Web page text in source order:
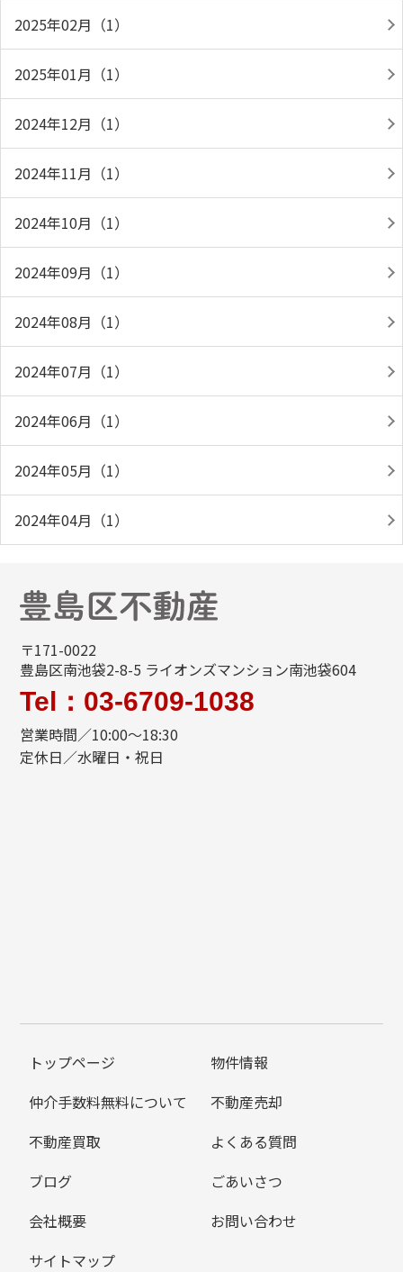
2025年02月（1）
2025年01月（1）
2024年12月（1）
2024年11月（1）
2024年10月（1）
2024年09月（1）
2024年08月（1）
2024年07月（1）
2024年06月（1）
2024年05月（1）
2024年04月（1）
〒171-0022
豊島区南池袋2-8-5 ライオンズマンション南池袋604
Tel：03-6709-1038
営業時間／10:00～18:30
定休日／水曜日・祝日
トップページ
物件情報
仲介手数料無料について
不動産売却
不動産買取
よくある質問
ブログ
ごあいさつ
会社概要
お問い合わせ
サイトマップ